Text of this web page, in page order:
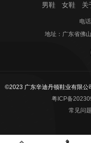
男鞋 女鞋 关
电话
地址：广东省佛
©2023 广东辛迪丹顿鞋业有限公
粤ICP备
常见问题